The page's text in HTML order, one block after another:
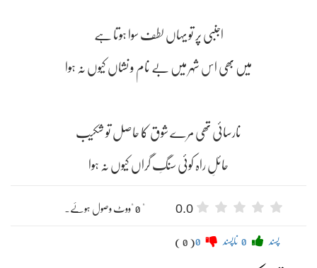
اجنبی پر تو یہاں لطف سوا ہوتا ہے
میں بھی اس شہر میں بے نام و نشاں کیوں نہ ہوا
نارسائی تھی مرے شوق کا حاصل تو شکیب
حائلِ راہ کوئی سنگِ گراں کیوں نہ ہوا
0.0 " 0 "ووٹ وصول ہوئے۔
پسند ناپسند ( 0 )